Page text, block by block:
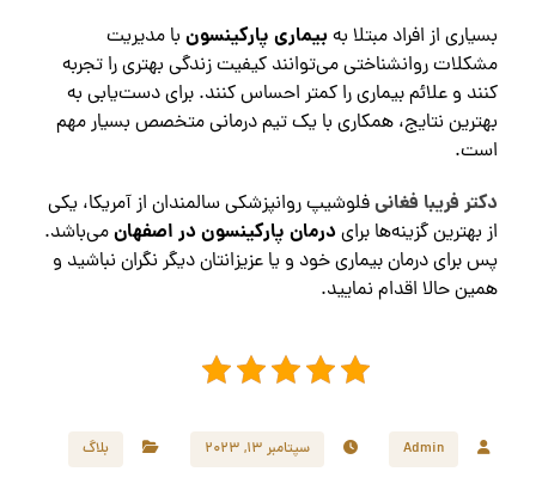
بسیاری از افراد مبتلا بهبیماری پارکینسون با مدیریت
مشکلات روانشناختی می‌توانند کیفیت زندگی بهتری را تجربه
کنند و علائم بیماری را کمتر احساس کنند. برای دست‌یابی به
بهترین نتایج، همکاری با یک تیم درمانی متخصص بسیار مهم
است.
دکتر فریبا فغانیفلوشیپ روانپزشکی سالمندان از آمریکا، یکی
از بهترین گزینه‌ها برای درمان پارکینسون در اصفهانمی‌باشد.
پس برای درمان بیماری خود و یا عزیزانتان دیگر نگران نباشید و
همین حالا اقدام نمایید.
Admin سپتامبر ۱۳, ۲۰۲۳ بلاگ